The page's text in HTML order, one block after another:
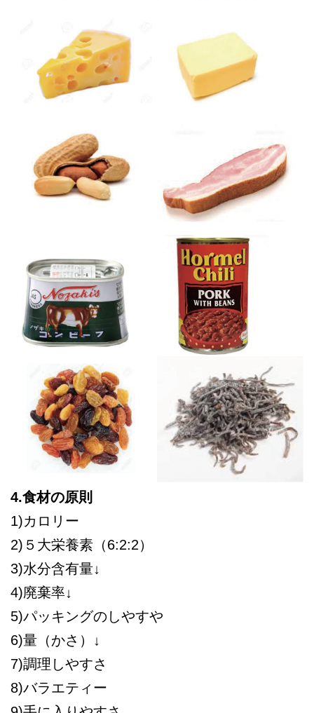
4.食材の原則
1)カロリー
2)５大栄養素（6:2:2）
3)水分含有量↓
4)廃棄率↓
5)パッキングのしやすや
6)量（かさ）↓
7)調理しやすさ
8)バラエティー